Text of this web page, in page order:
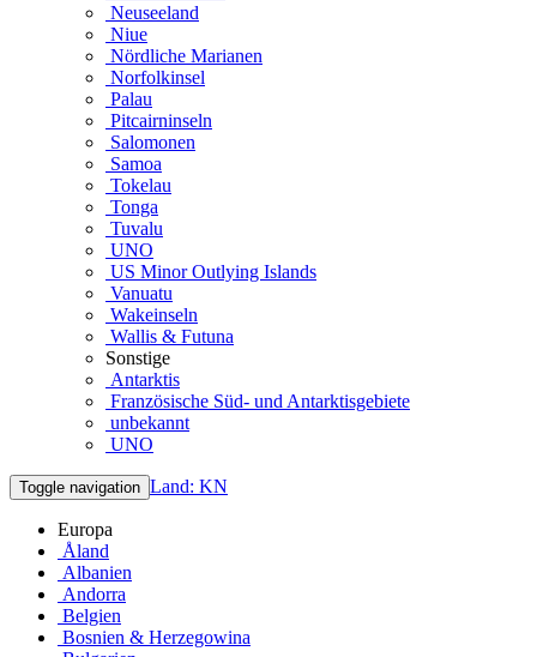
Neuseeland
Niue
Nördliche Marianen
Norfolkinsel
Palau
Pitcairninseln
Salomonen
Samoa
Tokelau
Tonga
Tuvalu
UNO
US Minor Outlying Islands
Vanuatu
Wakeinseln
Wallis & Futuna
Sonstige
Antarktis
Französische Süd- und Antarktisgebiete
unbekannt
UNO
Toggle navigation Land: KN
Europa
Åland
Albanien
Andorra
Belgien
Bosnien & Herzegowina